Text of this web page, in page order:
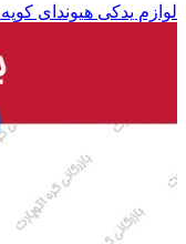
لوازم یدکی هیوندای کوپه fx